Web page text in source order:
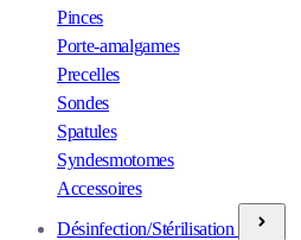
Pinces
Porte-amalgames
Precelles
Sondes
Spatules
Syndesmotomes
Accessoires
Désinfection/Stérilisation